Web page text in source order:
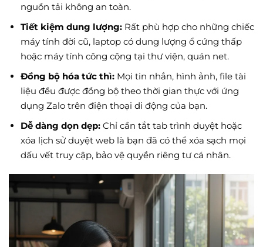
nguồn tải không an toàn.
Tiết kiệm dung lượng:Rất phù hợp cho những chiếc
máy tính đời cũ, laptop có dung lượng ổ cứng thấp
hoặc máy tính công cộng tại thư viện, quán net.
Đồng bộ hóa tức thì:Mọi tin nhắn, hình ảnh, file tài
liệu đều được đồng bộ theo thời gian thực với ứng
dụng Zalo trên điện thoại di động của bạn.
Dễ dàng dọn dẹp:Chỉ cần tắt tab trình duyệt hoặc
xóa lịch sử duyệt web là bạn đã có thể xóa sạch mọi
dấu vết truy cập, bảo vệ quyền riêng tư cá nhân.